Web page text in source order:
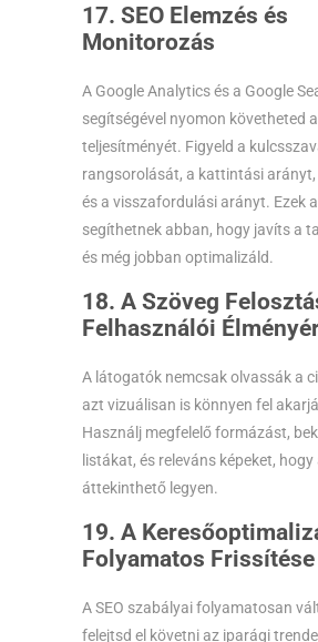
17. SEO Elemzés és
Monitorozás
A Google Analytics és a Google
segítségével nyomon követheted
teljesítményét. Figyeld a
rangsorolását, a kattintási
és a visszafordulási arányt. Ezek
segíthetnek abban, hogy javíts a
és még jobban optimalizáld.
18. A Szöveg
Felhasználói
A látogatók nemcsak olvassák a
azt vizuálisan is könnyen fel
Használj megfelelő formázást,
listákat, és releváns képeket, hogy
áttekinthető legyen.
19. A
Folyamatos Frissítése
A SEO szabályai folyamatosan
felejtsd el követni az iparági